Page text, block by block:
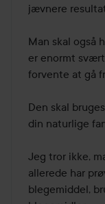
jævnere
Man skal også
er enormt
forvente at gå
Den skal
din naturlige
Jeg tror ikke,
allerede har
blegemiddel,